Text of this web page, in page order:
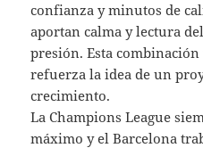
confianza y minutos de
aportan calma y lectura
presión. Esta
refuerza la idea de un
crecimiento.
La Champions League
máximo y el Barcelona